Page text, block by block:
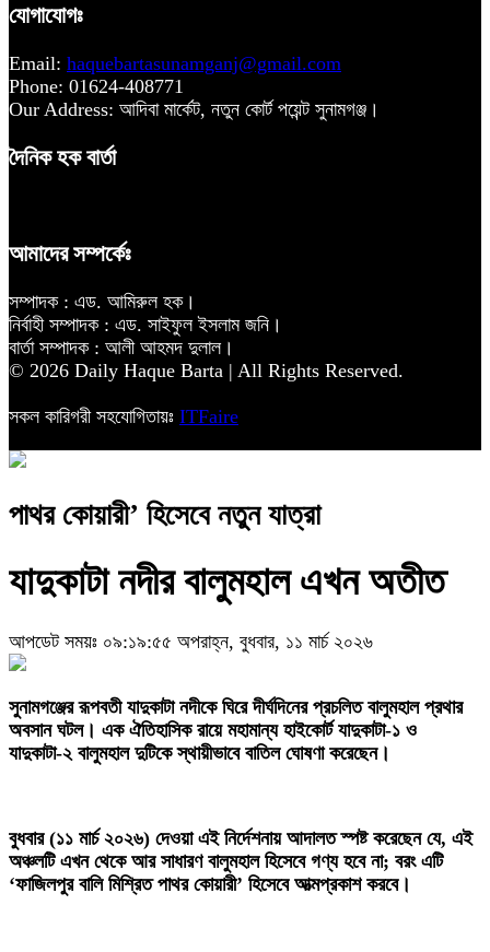
যোগাযোগঃ
Email: haquebartasunamganj@gmail.com
Phone: 01624-408771
Our Address: আদিবা মার্কেট, নতুন কোর্ট পয়েন্ট সুনামগঞ্জ।
দৈনিক হক বার্তা
আমাদের সম্পর্কেঃ
সম্পাদক : এড. আমিরুল হক।
নির্বাহী সম্পাদক : এড. সাইফুল ইসলাম জনি।
বার্তা সম্পাদক : আলী আহমদ দুলাল।
© 2026 Daily Haque Barta | All Rights Reserved.
সকল কারিগরী সহযোগিতায়ঃ ITFaire
পাথর কোয়ারী’ হিসেবে নতুন যাত্রা
যাদুকাটা নদীর বালুমহাল এখন অতীত
আপডেট সময়ঃ ০৯:১৯:৫৫ অপরাহ্ন, বুধবার, ১১ মার্চ ২০২৬
‎সুনামগঞ্জের রূপবতী যাদুকাটা নদীকে ঘিরে দীর্ঘদিনের প্রচলিত বালুমহাল প্রথার
অবসান ঘটল। এক ঐতিহাসিক রায়ে মহামান্য হাইকোর্ট যাদুকাটা-১ ও
যাদুকাটা-২ বালুমহাল দুটিকে স্থায়ীভাবে বাতিল ঘোষণা করেছেন।
বুধবার (১১ মার্চ ২০২৬) দেওয়া এই নির্দেশনায় আদালত স্পষ্ট করেছেন যে, এই
অঞ্চলটি এখন থেকে আর সাধারণ বালুমহাল হিসেবে গণ্য হবে না; বরং এটি
‘ফাজিলপুর বালি মিশ্রিত পাথর কোয়ারী’ হিসেবে আত্মপ্রকাশ করবে।